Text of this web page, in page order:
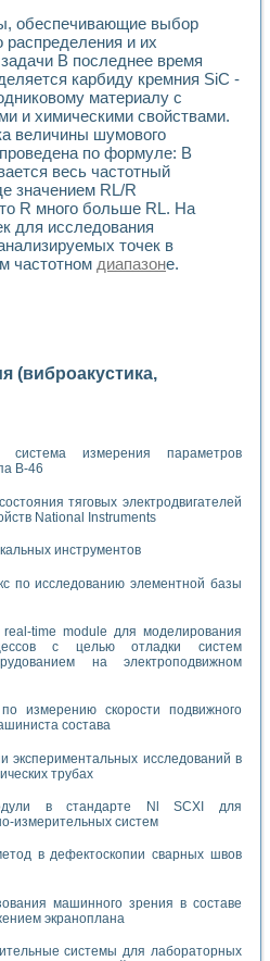
обеспечивающие выбор
распределения и их
В последнее время
карбиду кремния SiC -
материалу с
и химическими свойствами.
величины шумового
по формуле: В
весь частотный
значением RL/R
R много больше RL. На
для исследования
точек в
частотном диапазоне.
(виброакустика,
система измерения параметров
В-46
тяговых электродвигателей
National Instruments
инструментов
по исследованию элементной базы
time module для моделирования
с целью отладки систем
на электроподвижном
измерению скорости подвижного
состава
экспериментальных исследований в
трубах
в стандарте Nl SCXI для
измерительных систем
в дефектоскопии сварных швов
машинного зрения в составе
экраноплана
системы для лабораторных